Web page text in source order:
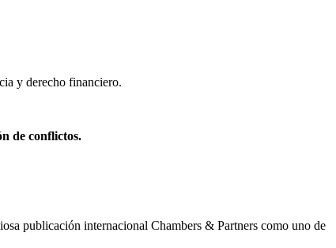
y derecho financiero.
de conflictos.
publicación internacional Chambers & Partners como uno de